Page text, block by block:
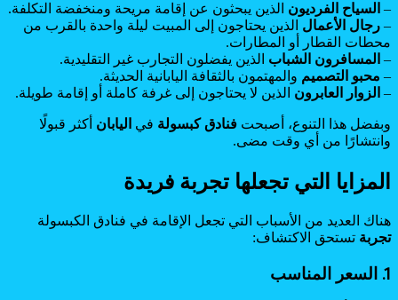
– السياح الفرديون الذين يبحثون عن إقامة مريحة ومنخفضة التكلفة.
– رجال الأعمال الذين يحتاجون إلى المبيت ليلة واحدة بالقرب من
محطات القطار أو المطارات.
– المسافرون الشباب الذين يفضلون التجارب غير التقليدية.
– محبو التصميم والمهتمون بالثقافة اليابانية الحديثة.
– الزوار العابرون الذين لا يحتاجون إلى غرفة كاملة أو إقامة طويلة.
وبفضل هذا التنوع، أصبحت فنادق كبسولة في اليابان أكثر قبولًا
وانتشارًا من أي وقت مضى.
المزايا التي تجعلها تجربة فريدة
هناك العديد من الأسباب التي تجعل الإقامة في فنادق الكبسولة
تجربة تستحق الاكتشاف:
1. السعر المناسب